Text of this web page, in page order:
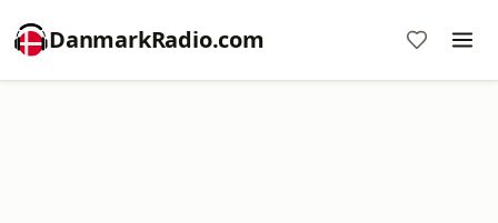
DanmarkRadio.com